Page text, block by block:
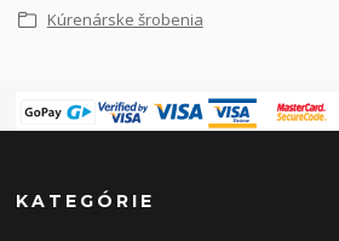
Kúrenárske šrobenia
KATEGÓRIE